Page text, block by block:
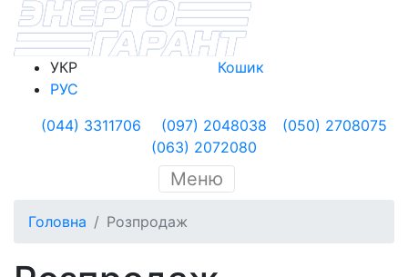
УКР
РУС
Кошик
(044) 3311706 (097) 2048038
(050) 2708075
(063) 2072080
Меню
Головна Розпродаж